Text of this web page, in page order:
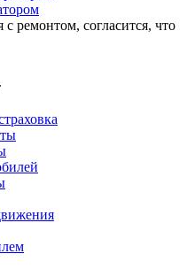
ремонтом, согласится, что